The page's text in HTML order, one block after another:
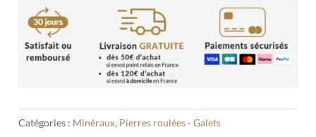
Catégories : Minéraux, Pierres roulées - Galets